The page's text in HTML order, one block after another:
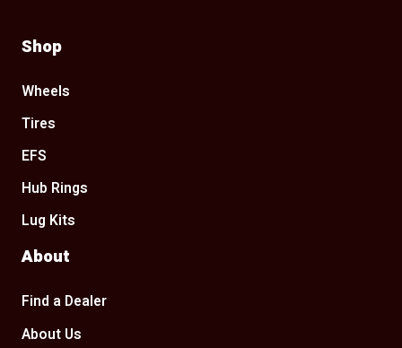
Shop
Wheels
Tires
EFS
Hub Rings
Lug Kits
About
Find a Dealer
About Us